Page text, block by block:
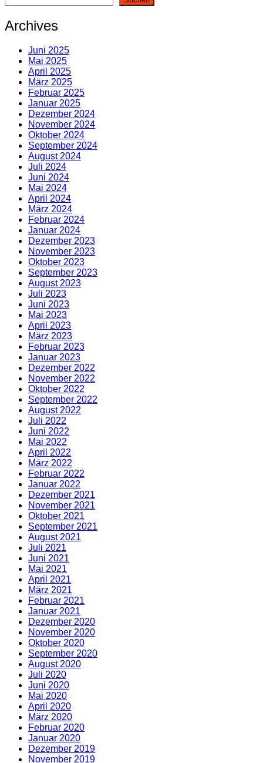
Archives
Juni 2025
Mai 2025
April 2025
März 2025
Februar 2025
Januar 2025
Dezember 2024
November 2024
Oktober 2024
September 2024
August 2024
Juli 2024
Juni 2024
Mai 2024
April 2024
März 2024
Februar 2024
Januar 2024
Dezember 2023
November 2023
Oktober 2023
September 2023
August 2023
Juli 2023
Juni 2023
Mai 2023
April 2023
März 2023
Februar 2023
Januar 2023
Dezember 2022
November 2022
Oktober 2022
September 2022
August 2022
Juli 2022
Juni 2022
Mai 2022
April 2022
März 2022
Februar 2022
Januar 2022
Dezember 2021
November 2021
Oktober 2021
September 2021
August 2021
Juli 2021
Juni 2021
Mai 2021
April 2021
März 2021
Februar 2021
Januar 2021
Dezember 2020
November 2020
Oktober 2020
September 2020
August 2020
Juli 2020
Juni 2020
Mai 2020
April 2020
März 2020
Februar 2020
Januar 2020
Dezember 2019
November 2019